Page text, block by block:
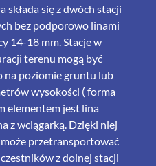
składa się z dwóch stacji
bez podporowo linami
14-18 mm. Stacje w
terenu mogą być
na poziomie gruntu lub
wysokości ( forma
elementem jest lina
z wciągarką. Dzięki niej
może przetransportować
z dolnej stacji